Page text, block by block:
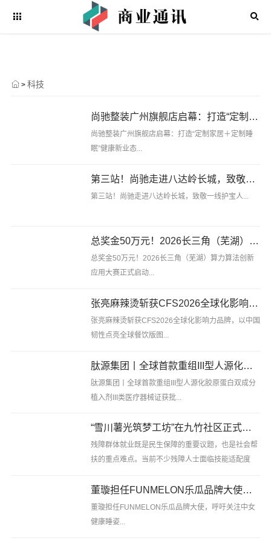
> 科技
尚驰整装广州旗舰店启幕：打造“定制家居＋定制睡眠”健康新业态
尚驰整装广州旗舰店启幕：打造“定制家居＋定制睡
眠”健康新业态...
第三站！尚驰走进八达岭长城，致敬一线护宝人
第三站！尚驰走进八达岭长城，致敬一线护宝人...
总奖金50万元！2026长三角（芜湖）算力算法创新应用大赛正式启动
总奖金50万元！2026长三角（芜湖）算力算法创新
应用大赛正式启动...
张亮麻辣烫斩获CFS2026全球化影响力品牌，以中国韧性点亮全球餐饮版图
张亮麻辣烫斩获CFS2026全球化影响力品牌，以中国
韧性点亮全球餐饮版图...
肽源集团丨全球首款重组III型人源化胶原蛋白双成分植入剂III类医疗器械证获批
肽源集团丨全球首款重组III型人源化胶原蛋白双成分
植入剂III类医疗器械证获批...
“雪川薯光筑梦工坊”在九竹社区正式揭牌 政企携手助残筑梦
残障群体就业既是民生保障的重要议题，也是社会帮
扶的重点难点。当前不少残障人士面临技能适配度
捐助往往难以形成长效支撑，探索可持续的 “造血式”
帮扶模式，成为.........
董璇担任FUNMELON乐瓜品牌大使，呼吁关注中女健康睡姿
董璇担任FUNMELON乐瓜品牌大使，呼吁关注中女
健康睡姿...